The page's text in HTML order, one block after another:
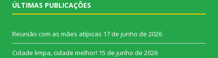
ÚLTIMAS PUBLICAÇÕES
Reunião com as mães atípicas 17 de junho de 2026
Cidade limpa, cidade melhor! 15 de junho de 2026